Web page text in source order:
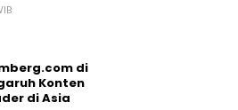
di
Konten
di Asia